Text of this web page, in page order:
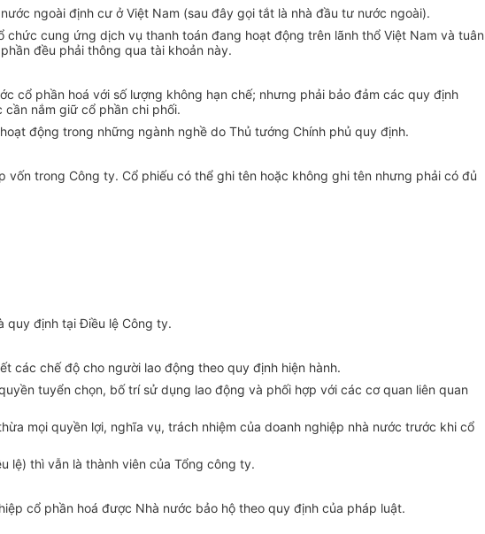
ngoài định cư ở Việt Nam (sau đây gọi tắt là nhà đầu tư nước ngoài).
cung ứng dịch vụ thanh toán đang hoạt động trên lãnh thổ Việt Nam và tuân
đều phải thông qua tài khoản này.
cổ phần hoá với số lượng không hạn chế; nhưng phải bảo đảm các quy định
nắm giữ cổ phần chi phối.
động trong những ngành nghề do Thủ tướng Chính phủ quy định.
trong Công ty. Cổ phiếu có thể ghi tên hoặc không ghi tên nhưng phải có đủ
quy định tại Điều lệ Công ty.
các chế độ cho người lao động theo quy định hiện hành.
tuyển chọn, bố trí sử dụng lao động và phối hợp với các cơ quan liên quan
mọi quyền lợi, nghĩa vụ, trách nhiệm của doanh nghiệp nhà nước trước khi cổ
lệ) thì vẫn là thành viên của Tổng công ty.
cổ phần hoá được Nhà nước bảo hộ theo quy định của pháp luật.